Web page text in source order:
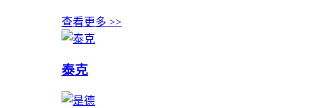
查看更多 >>
泰克